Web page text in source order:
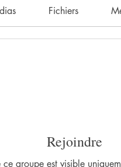
Fichiers
Rejoindre
ce groupe est visible